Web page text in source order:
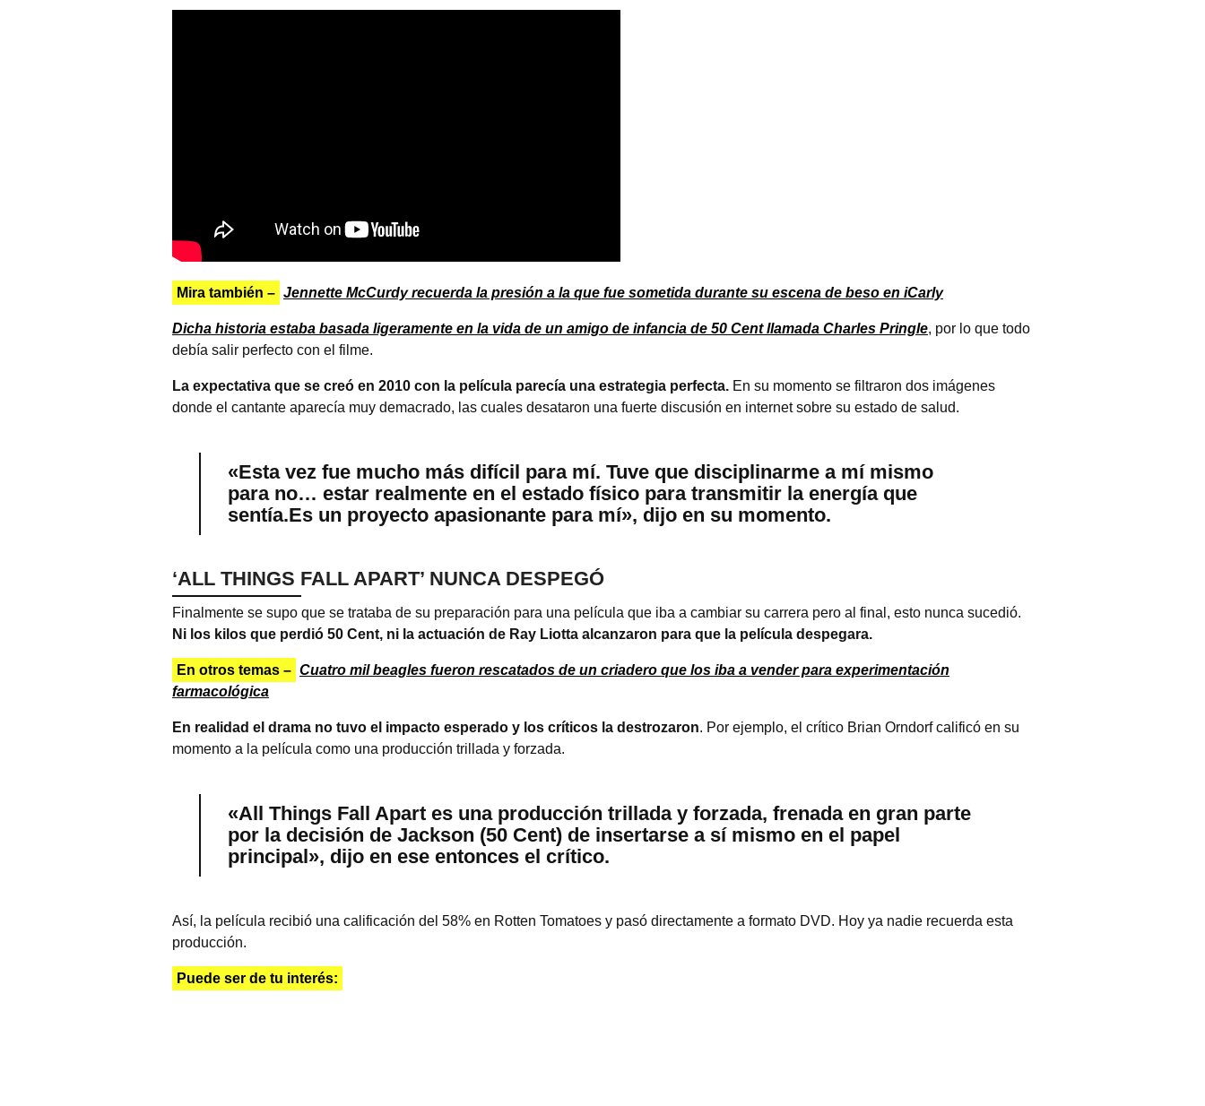
Mira también – Jennette McCurdy recuerda la presión a la que fue sometida durante su escena de beso en iCarly
Dicha historia estaba basada ligeramente en la vida de un amigo de infancia de 50 Cent llamada Charles Pringle, por lo que todo
debía salir perfecto con el filme.
La expectativa que se creó en 2010 con la película parecía una estrategia perfecta. En su momento se filtraron dos imágenes
donde el cantante aparecía muy demacrado, las cuales desataron una fuerte discusión en internet sobre su estado de salud.
«Esta vez fue mucho más difícil para mí. Tuve que disciplinarme a mí mismo
para no… estar realmente en el estado físico para transmitir la energía que
sentía.Es un proyecto apasionante para mí», dijo en su momento.
‘ALL THINGS FALL APART’ NUNCA DESPEGÓ
Finalmente se supo que se trataba de su preparación para una película que iba a cambiar su carrera pero al final, esto nunca sucedió.
Ni los kilos que perdió 50 Cent, ni la actuación de Ray Liotta alcanzaron para que la película despegara.
En otros temas – Cuatro mil beagles fueron rescatados de un criadero que los iba a vender para experimentación
farmacológica
En realidad el drama no tuvo el impacto esperado y los críticos la destrozaron. Por ejemplo, el crítico Brian Orndorf calificó en su
momento a la película como una producción trillada y forzada.
«All Things Fall Apart es una producción trillada y forzada, frenada en gran parte
por la decisión de Jackson (50 Cent) de insertarse a sí mismo en el papel
principal», dijo en ese entonces el crítico.
Así, la película recibió una calificación del 58% en Rotten Tomatoes y pasó directamente a formato DVD. Hoy ya nadie recuerda esta
producción.
Puede ser de tu interés: